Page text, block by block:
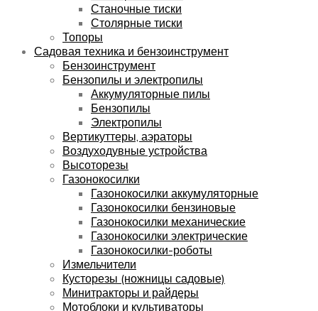
Станочные тиски
Столярные тиски
Топоры
Садовая техника и бензоинструмент
Бензоинструмент
Бензопилы и электропилы
Аккумуляторные пилы
Бензопилы
Электропилы
Вертикуттеры, аэраторы
Воздуходувные устройства
Высоторезы
Газонокосилки
Газонокосилки аккумуляторные
Газонокосилки бензиновые
Газонокосилки механические
Газонокосилки электрические
Газонокосилки-роботы
Измельчители
Кусторезы (ножницы садовые)
Минитракторы и райдеры
Мотоблоки и культиваторы